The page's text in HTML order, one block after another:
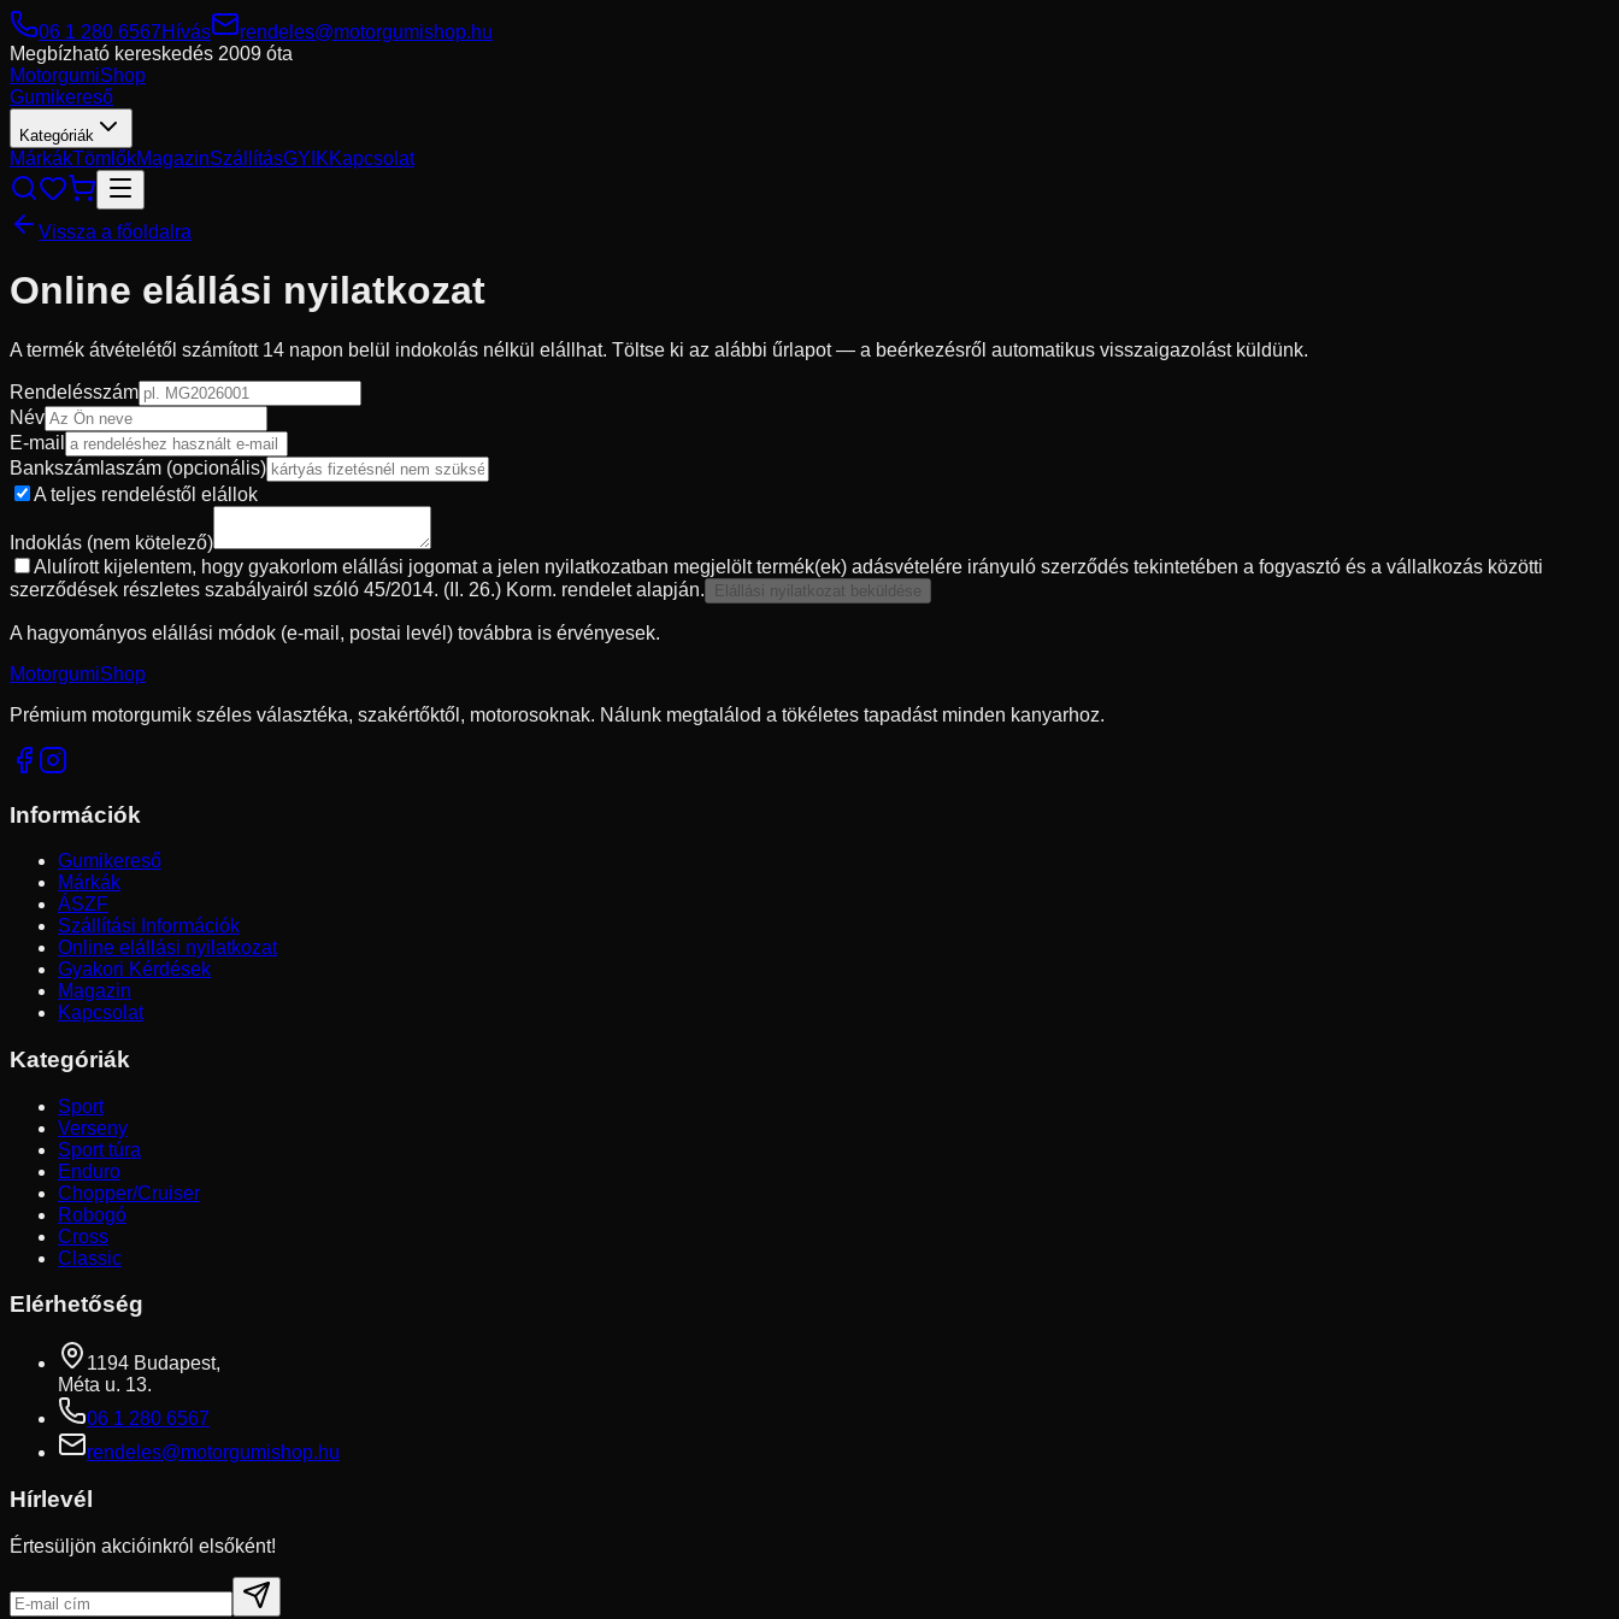
06 1 280 6567Hívás
rendeles@motorgumishop.hu
Megbízható kereskedés 2009 óta
MotorgumiShop
Gumikereső
Kategóriák
MárkákTömlőkMagazinSzállításGYIKKapcsolat
Vissza a főoldalra
Online elállási nyilatkozat
A termék átvételétől számított 14 napon belül indokolás nélkül elállhat. Töltse ki az alábbi űrlapot — a beérkezésről automatikus visszaigazolást küldünk.
Rendelésszám
Név
E-mail
Bankszámlaszám (opcionális)
A teljes rendeléstől elállok
Indoklás (nem kötelező)
Alulírott kijelentem, hogy gyakorlom elállási jogomat a jelen nyilatkozatban megjelölt termék(ek) adásvételére irányuló szerződés tekintetében a fogyasztó és a vállalkozás közötti
szerződések részletes szabályairól szóló 45/2014. (II. 26.) Korm. rendelet alapján.
Elállási nyilatkozat beküldése
A hagyományos elállási módok (e-mail, postai levél) továbbra is érvényesek.
MotorgumiShop
Prémium motorgumik széles választéka, szakértőktől, motorosoknak. Nálunk megtalálod a tökéletes tapadást minden kanyarhoz.
Információk
Gumikereső
Márkák
ÁSZF
Szállítási Információk
Online elállási nyilatkozat
Gyakori Kérdések
Magazin
Kapcsolat
Kategóriák
Sport
Verseny
Sport túra
Enduro
Chopper/Cruiser
Robogó
Cross
Classic
Elérhetőség
1194 Budapest,
Méta u. 13.
06 1 280 6567
rendeles@motorgumishop.hu
Hírlevél
Értesüljön akcióinkról elsőként!